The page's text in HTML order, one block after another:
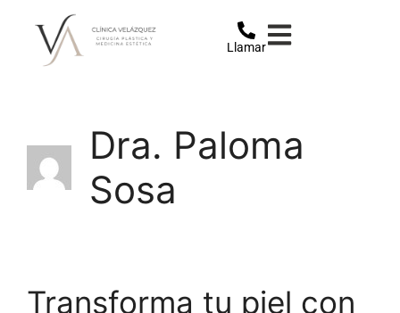
Llamar
Dra. Paloma
Sosa
Transforma tu piel con